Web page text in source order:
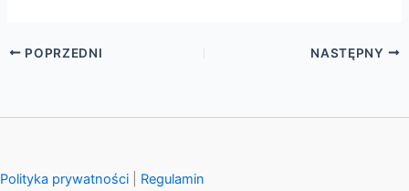
POPRZEDNI NASTĘPNY
Polityka prywatności Regulamin